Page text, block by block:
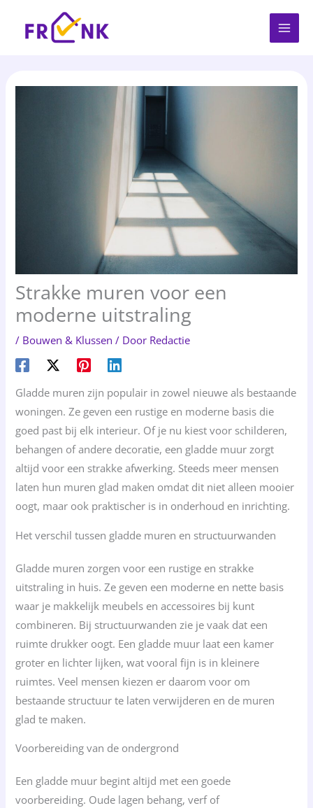
Strakke muren voor een
moderne uitstraling
/ Bouwen & Klussen / Door Redactie
Gladde muren zijn populair in zowel nieuwe als bestaande
woningen. Ze geven een rustige en moderne basis die
goed past bij elk interieur. Of je nu kiest voor schilderen,
behangen of andere decoratie, een gladde muur zorgt
altijd voor een strakke afwerking. Steeds meer mensen
laten hun muren glad maken omdat dit niet alleen mooier
oogt, maar ook praktischer is in onderhoud en inrichting.
Het verschil tussen gladde muren en structuurwanden
Gladde muren zorgen voor een rustige en strakke
uitstraling in huis. Ze geven een moderne en nette basis
waar je makkelijk meubels en accessoires bij kunt
combineren. Bij structuurwanden zie je vaak dat een
ruimte drukker oogt. Een gladde muur laat een kamer
groter en lichter lijken, wat vooral fijn is in kleinere
ruimtes. Veel mensen kiezen er daarom voor om
bestaande structuur te laten verwijderen en de muren
glad te maken.
Voorbereiding van de ondergrond
Een gladde muur begint altijd met een goede
voorbereiding. Oude lagen behang, verf of